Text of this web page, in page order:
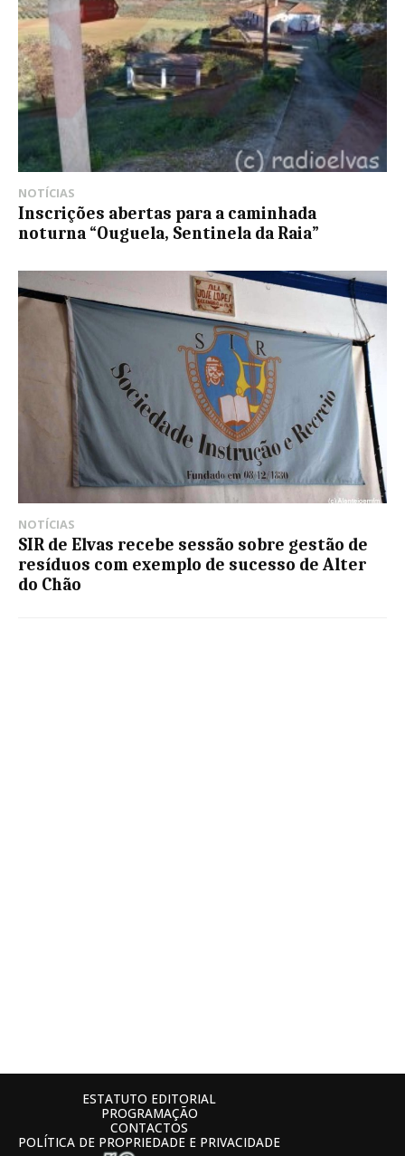
NOTÍCIAS
Inscrições abertas para a caminhada
noturna “Ouguela, Sentinela da Raia”
NOTÍCIAS
SIR de Elvas recebe sessão sobre gestão de
resíduos com exemplo de sucesso de Alter
do Chão
ESTATUTO EDITORIAL
PROGRAMAÇÃO
CONTACTOS
POLÍTICA DE PROPRIEDADE E PRIVACIDADE